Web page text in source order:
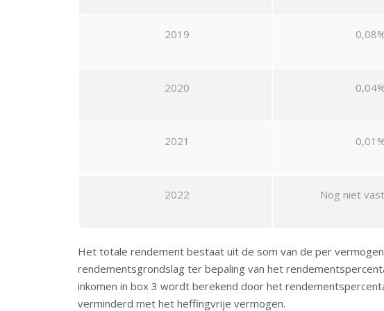
2019
2020
2021
2022 Nog niet
Het totale rendement bestaat uit de som van de per
rendementsgrondslag ter bepaling van het
inkomen in box 3 wordt berekend door het
verminderd met het heffingvrije vermogen.